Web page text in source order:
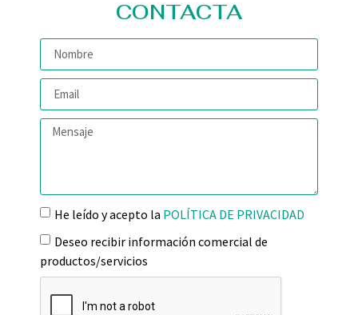
CONTACTA
He leído y acepto la POLÍTICA DE PRIVACIDAD
Deseo recibir información comercial de
productos/servicios